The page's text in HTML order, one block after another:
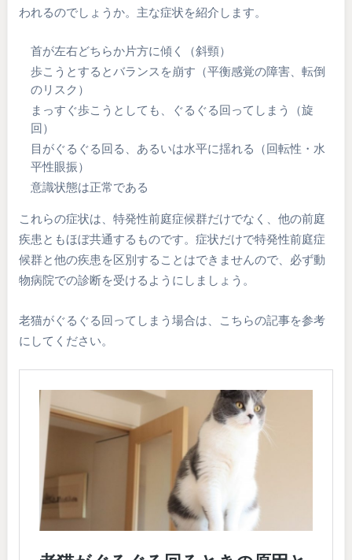
われるのでしょうか。主な症状を紹介します。
首が左右どちらか片方に傾く（斜頸）
歩こうとするとバランスを崩す（平衡感覚の障害、転倒
のリスク）
まっすぐ歩こうとしても、ぐるぐる回ってしまう（旋
回）
目がぐるぐる回る、あるいは水平に揺れる（回転性・水
平性眼振）
意識状態は正常である
これらの症状は、特発性前庭症候群だけでなく、他の前庭
疾患ともほぼ共通するものです。症状だけで特発性前庭症
候群と他の疾患を区別することはできませんので、必ず動
物病院での診断を受けるようにしましょう。
老猫がぐるぐる回ってしまう場合は、こちらの記事を参考
にしてください。